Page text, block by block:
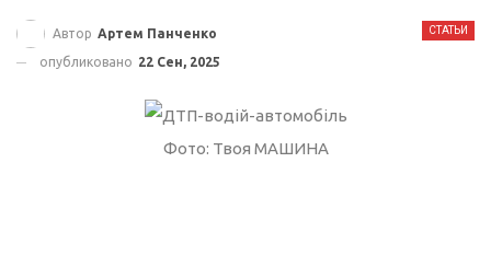
СТАТЬИ
Автор Артем Панченко
опубликовано 22 Сен, 2025
Фото: Твоя МАШИНА